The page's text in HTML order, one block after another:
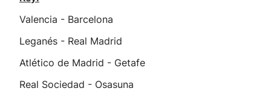
Valencia - Barcelona
Leganés - Real Madrid
Atlético de Madrid - Getafe
Real Sociedad - Osasuna